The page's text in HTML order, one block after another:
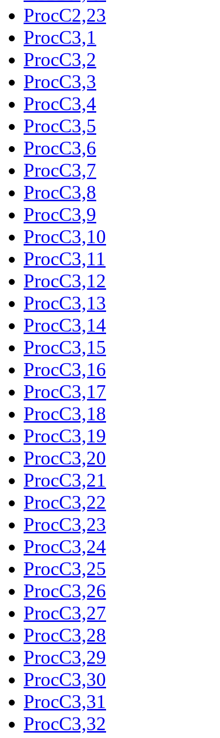
ProcC2,23
ProcC3,1
ProcC3,2
ProcC3,3
ProcC3,4
ProcC3,5
ProcC3,6
ProcC3,7
ProcC3,8
ProcC3,9
ProcC3,10
ProcC3,11
ProcC3,12
ProcC3,13
ProcC3,14
ProcC3,15
ProcC3,16
ProcC3,17
ProcC3,18
ProcC3,19
ProcC3,20
ProcC3,21
ProcC3,22
ProcC3,23
ProcC3,24
ProcC3,25
ProcC3,26
ProcC3,27
ProcC3,28
ProcC3,29
ProcC3,30
ProcC3,31
ProcC3,32